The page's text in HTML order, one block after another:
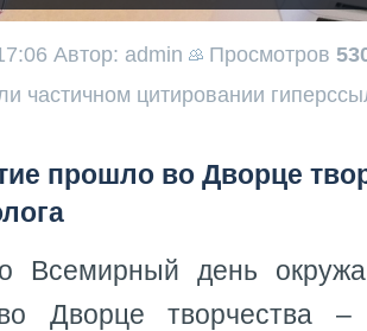
Автор: admin Просмотров
частичном цитировании
прошло во Дворце
Всемирный день
во Дворце творчества